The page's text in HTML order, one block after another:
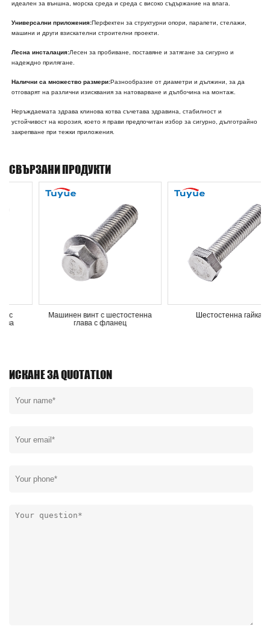
идеален за външна, морска среда и среда с високо съдържание на влага.
Универсални приложения:Перфектен за структурни опори, парапети, стелажи,
машини и други взискателни строителни проекти.
Лесна инсталация:Лесен за пробиване, поставяне и затягане за сигурно и
надеждно прилягане.
Налични са множество размери:Разнообразие от диаметри и дължини, за да
отговарят на различни изисквания за натоварване и дълбочина на монтаж.
Неръждаемата здрава клинова котва съчетава здравина, стабилност и
устойчивост на корозия, което я прави предпочитан избор за сигурно, дълготрайно
закрепване при тежки приложения.
СВЪРЗАНИ ПРОДУКТИ
Машинен винт с шестостенна
глава с фланец
Шестостенна гайка
ИСКАНЕ ЗА QUOTATLON